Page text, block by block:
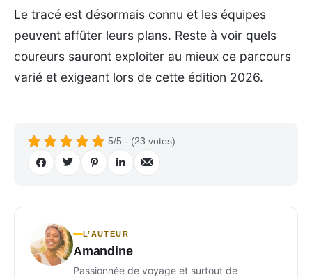
Le tracé est désormais connu et les équipes
peuvent affûter leurs plans. Reste à voir quels
coureurs sauront exploiter au mieux ce parcours
varié et exigeant lors de cette édition 2026.
5/5 - (23 votes)
L’AUTEUR
Amandine
Passionnée de voyage et surtout de